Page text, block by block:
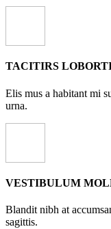
TACITIRS
Elis mus a habitant mi
urna.
VESTIBULUM
Blandit nibh at
sagittis.